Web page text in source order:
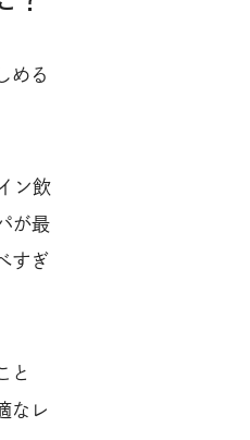
める
ン飲
が最
すぎ
と
なレ